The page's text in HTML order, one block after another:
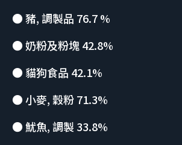
● 豬, 調製品 76.7 %
● 奶粉及粉塊 42.8%
● 貓狗食品 42.1%
● 小麥, 穀粉 71.3%
● 魷魚, 調製 33.8%